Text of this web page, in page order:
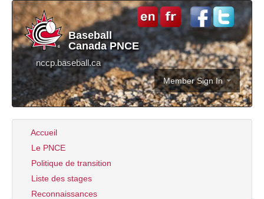
Baseball
Canada PNCE
nccp.baseball.ca
Member Sign In
Accueil
Le PNCE
Politique de transition
Liste des stages
Reconnaissances